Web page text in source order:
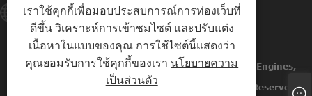
Sales01@swaflyexcavator.cn
ลิขสิทธิ์ © 2022 Swafly Machinery Co.,limited Diesel Engines,
Excavator Cabin, Excavator Engine Parts All Rights Reserved.
เราใช้คุกกี้เพื่อมอบประสบการณ์การท่องเว็บที่
ดีขึ้น วิเคราะห์การเข้าชมไซต์ และปรับแต่ง
เนื้อหาในแบบของคุณ การใช้ไซต์นี้แสดงว่า
คุณยอมรับการใช้คุกกี้ของเรา นโยบายความ
เป็นส่วนตัว